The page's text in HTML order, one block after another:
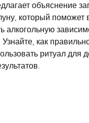
объяснение
который поможет
алкогольную
как
ритуал для